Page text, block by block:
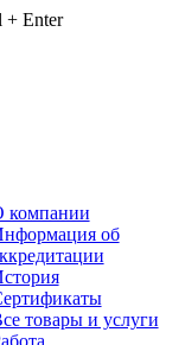
+ Enter
компании
об
товары и услуги